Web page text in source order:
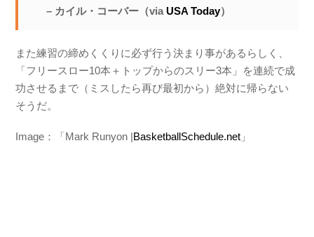
– カイル・コーバー（viaUSA Today）
また練習の締めくくりに必ず行う決まり事があるらしく、
「フリースロー10本＋トップからのスリー3本」を連続で成
功させるまで（ミスしたら再び最初から）絶対に帰らない
そうだ。
Image：「Mark Runyon |BasketballSchedule.net 」